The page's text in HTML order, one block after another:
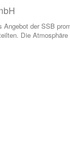
der SSB
Die